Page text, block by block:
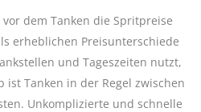
dem Tanken die Spritpreise
erheblichen Preisunterschiede
und Tageszeiten nutzt,
ist Tanken in der Regel zwischen
Unkomplizierte und schnelle